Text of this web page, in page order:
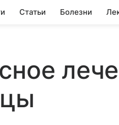
Статьи Болезни